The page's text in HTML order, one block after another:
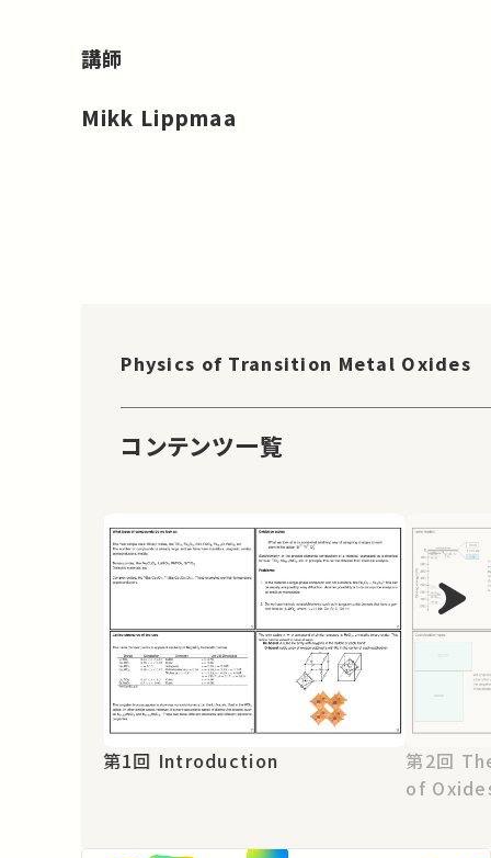
講師
Mikk Lippmaa
Physics of Transition Metal Oxides
コンテンツ一覧
第1回 Introduction
第2回 The Electronic Structure
of